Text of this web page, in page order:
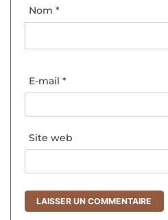
Nom *
E-mail *
Site web